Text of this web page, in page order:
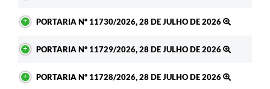
PORTARIA Nº 11730/2026, 28 DE JULHO DE 2026
PORTARIA Nº 11729/2026, 28 DE JULHO DE 2026
PORTARIA Nº 11728/2026, 28 DE JULHO DE 2026